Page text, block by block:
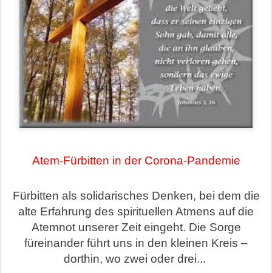
Atem-Fürbitten in der Corona-Pandemie
Fürbitten als solidarisches Denken, bei dem die
alte Erfahrung des spirituellen Atmens auf die
Atemnot unserer Zeit eingeht. Die Sorge
füreinander führt uns in den kleinen Kreis –
dorthin, wo zwei oder drei...